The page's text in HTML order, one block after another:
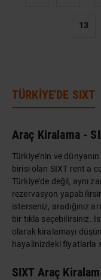
13
TÜRKİYE'DE SIXT
Araç Kiralama -
Türkiye’nin ve
birisi olan SIXT rent a
Türkiye’de değil, aynı
rezervasyon
isterseniz, aradığınız
bir tıkla seçebilirsiniz.
olarak kiralamayı
hayalinizdeki fiyatlarla
SIXT Araç